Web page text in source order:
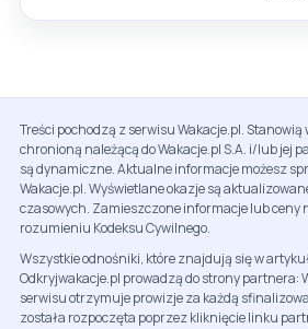
Treści pochodzą z serwisu Wakacje.pl.
chronioną należącą do Wakacje.pl S.A. i/lub jej
są dynamiczne. Aktualne informacje możesz
Wakacje.pl. Wyświetlane okazje są
czasowych. Zamieszczone informacje lub ceny
rozumieniu Kodeksu Cywilnego.
Wszystkie odnośniki, które znajdują się w
Odkryjwakacje.pl prowadzą do strony partnera:
serwisu otrzymuje prowizje za każdą
została rozpoczęta poprzez kliknięcie linku